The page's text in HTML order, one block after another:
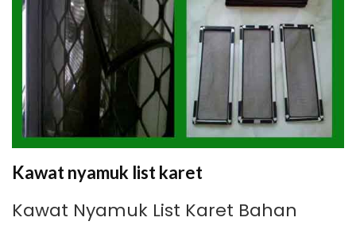
Kawat nyamuk list karet
Kawat Nyamuk List Karet Bahan